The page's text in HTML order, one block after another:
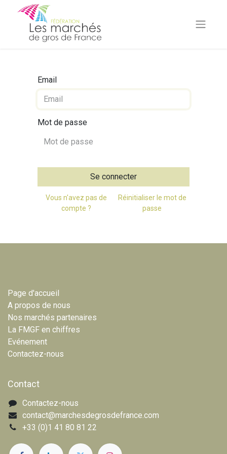
Email
Mot de passe
Se connecter
Vous n'avez pas de
compte ?
Réinitialiser le mot de
passe
Page d'accueil
A propos de nous
Nos marchés partenaires
La FMGF en chiffres
Evénement
Contactez-nous
Contact
Contactez-nous
contact@marchesdegrosdefrance.com
+33 (0)1 41 80 81 22